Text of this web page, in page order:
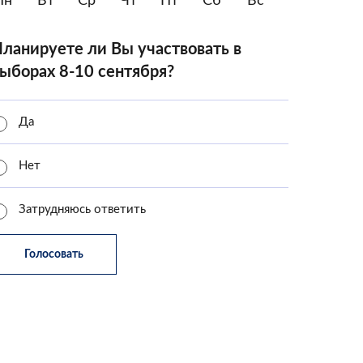
ли Вы участвовать в
8-10 сентября?
Да
Нет
Затрудняюсь ответить